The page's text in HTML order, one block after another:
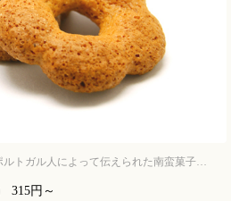
トガル人によって伝えられた南蛮菓子…
315円～